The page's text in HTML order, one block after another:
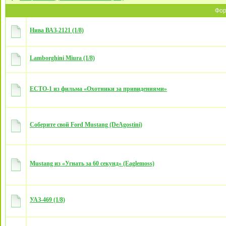
Нива ВАЗ-2121 (1/8)
Lamborghini Miura (1/8)
ECTO-1 из фильма «Охотники за привидениями»
Соберите свой Ford Mustang (DeAgostini)
Mustang из «Угнать за 60 секунд» (Eaglemoss)
УАЗ-469 (1/8)